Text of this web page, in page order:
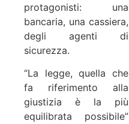
protagonisti: una
bancaria, una cassiera,
degli agenti di
sicurezza.
“La legge, quella che
fa riferimento alla
giustizia è la più
equilibrata possibile”